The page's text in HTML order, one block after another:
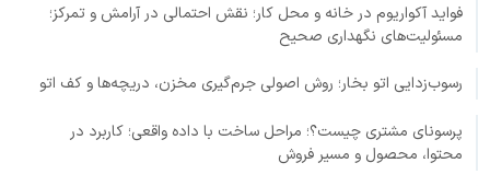
فواید آکواریوم در خانه و محل کار؛ نقش احتمالی در آرامش و تمرکز؛
مسئولیت‌های نگهداری صحیح
رسوب‌زدایی اتو بخار؛ روش اصولی جرم‌گیری مخزن، دریچه‌ها و کف اتو
پرسونای مشتری چیست؟؛ مراحل ساخت با داده واقعی؛ کاربرد در
محتوا، محصول و مسیر فروش